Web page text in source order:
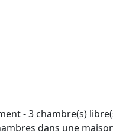
- 3 chambre(s)
dans une